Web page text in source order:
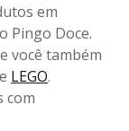
em
Pingo Doce.
você também
e LEGO.
com